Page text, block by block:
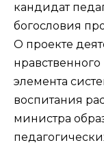
кандидат
богословия
О проекте
элемента
воспитания
министра